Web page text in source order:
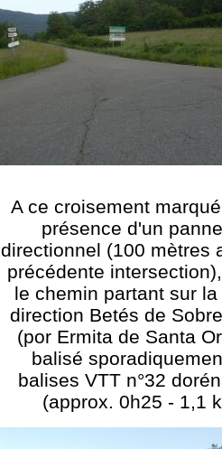
A ce croisement
présence d'un
directionnel (100 mètres
précédente
le chemin partant sur
direction Betés de
(por Ermita de Santa
balisé
balises VTT n°32
(approx. 0h25 - 1,1